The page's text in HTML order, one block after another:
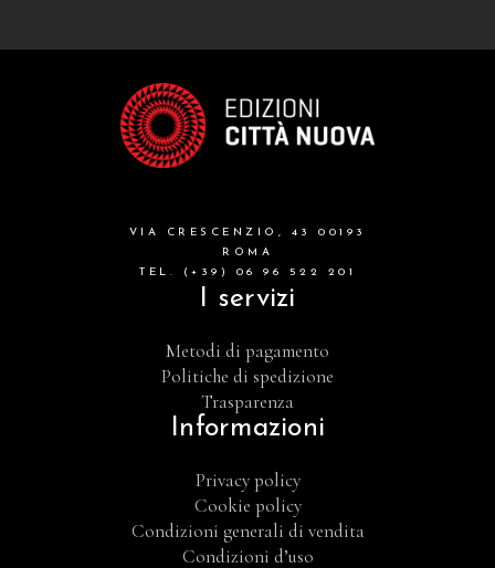
VIA CRESCENZIO, 43 00193
ROMA
TEL. (+39) 06 96 522 201
I servizi
Metodi di pagamento
Politiche di spedizione
Trasparenza
Informazioni
Privacy policy
Cookie policy
Condizioni generali di vendita
Condizioni d’uso